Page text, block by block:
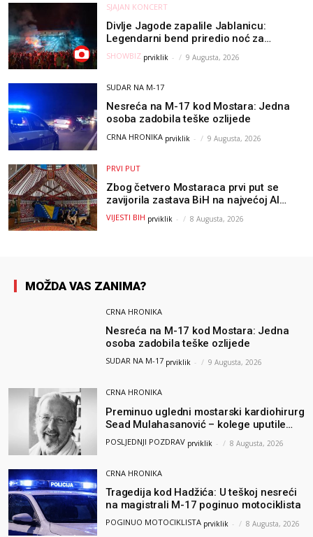
SJAJAN KONCERT
Divlje Jagode zapalile Jablanicu:
Legendarni bend priredio noć za
pamćenje
SHOWBIZ prviklik - 9 Augusta, 2026
SUDAR NA M-17
Nesreća na M-17 kod Mostara: Jedna
osoba zadobila teške ozlijede
CRNA HRONIKA prviklik - 9 Augusta, 2026
PRVI PUT
Zbog četvero Mostaraca prvi put se
zavijorila zastava BiH na najvećoj AI
olimpijadi, a sada je njihov mentor
postao član komiteta Međunarodne
VIJESTI BIH prviklik - 8 Augusta, 2026
MOŽDA VAS ZANIMA?
CRNA HRONIKA
Nesreća na M-17 kod Mostara: Jedna
osoba zadobila teške ozlijede
SUDAR NA M-17 prviklik - 9 Augusta, 2026
CRNA HRONIKA
Preminuo ugledni mostarski kardiohirurg
Sead Mulahasanović – kolege uputile
emotivnu oproštajnu poruku
POSLJEDNJI POZDRAV prviklik - 8 Augusta, 2026
CRNA HRONIKA
Tragedija kod Hadžića: U teškoj nesreći
na magistrali M-17 poginuo motociklista
POGINUO MOTOCIKLISTA prviklik - 8 Augusta, 2026